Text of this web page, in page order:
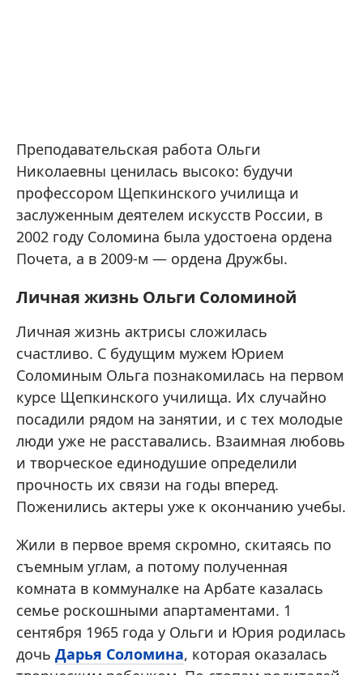
Преподавательская работа Ольги
Николаевны ценилась высоко: будучи
профессором Щепкинского училища и
заслуженным деятелем искусств России, в
2002 году Соломина была удостоена ордена
Почета, а в 2009-м — ордена Дружбы.
Личная жизнь Ольги Соломиной
Личная жизнь актрисы сложилась
счастливо. С будущим мужем Юрием
Соломиным Ольга познакомилась на первом
курсе Щепкинского училища. Их случайно
посадили рядом на занятии, и с тех молодые
люди уже не расставались. Взаимная любовь
и творческое единодушие определили
прочность их связи на годы вперед.
Поженились актеры уже к окончанию учебы.
Жили в первое время скромно, скитаясь по
съемным углам, а потому полученная
комната в коммуналке на Арбате казалась
семье роскошными апартаментами. 1
сентября 1965 года у Ольги и Юрия родилась
дочь Дарья Соломина, которая оказалась